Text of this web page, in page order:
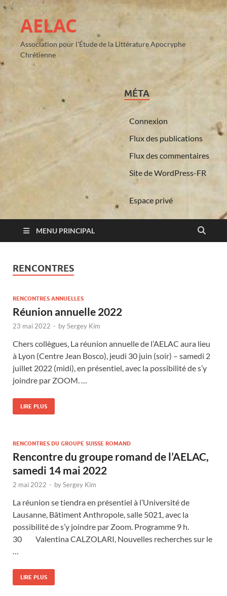
AELAC
Association pour l'Étude de la Littérature Apocryphe
Chrétienne
MÉTA
Connexion
Flux des publications
Flux des commentaires
Site de WordPress-FR
Espace privé
MENU PRINCIPAL
RENCONTRES
RENCONTRES ANNUELLES
Réunion annuelle 2022
23 mai 2022 - bySergey Kim
Chers collègues, La réunion annuelle de l’AELAC aura lieu
à Lyon (Centre Jean Bosco), jeudi 30 juin (soir) – samedi 2
juillet 2022 (midi), en présentiel, avec la possibilité de s’y
joindre par ZOOM. …
LIRE PLUS
RENCONTRES DU GROUPE SUISSE ROMAND
Rencontre du groupe romand de l’AELAC,
samedi 14 mai 2022
2 mai 2022 - bySergey Kim
La réunion se tiendra en présentiel à l’Université de
Lausanne, Bâtiment Anthropole, salle 5021, avec la
possibilité de s’y joindre par Zoom. Programme 9 h.
30 Valentina CALZOLARI, Nouvelles recherches sur le
…
LIRE PLUS